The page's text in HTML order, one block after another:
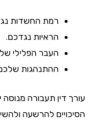
רמת החשדות נגדכם.
הראיות נגדכם.
העבר הפלילי שלכם.
ההתנהגות שלכם
דין תעבורה מנוסה
להרשעה ולהשיג